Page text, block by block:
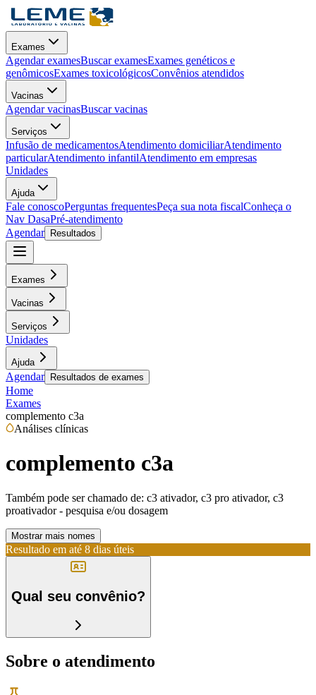
Exames
Agendar examesBuscar examesExames genéticos e
genômicosExames toxicológicosConvênios atendidos
Vacinas
Agendar vacinasBuscar vacinas
Serviços
Infusão de medicamentosAtendimento domiciliarAtendimento
particularAtendimento infantilAtendimento em empresas
Unidades
Ajuda
Fale conoscoPerguntas frequentesPeça sua nota fiscalConheça o
Nav DasaPré-atendimento
Agendar
Resultados
Exames
Vacinas
Serviços
Unidades
Ajuda
Agendar Resultados de exames
Home
Exames
complemento c3a
Análises clínicas
complemento c3a
Também pode ser chamado de: c3 ativador, c3 pro ativador, c3
proativador - pesquisa e/ou dosagem
Mostrar mais nomes
Resultado em até 8 dias úteis
Qual seu convênio?
Sobre o atendimento